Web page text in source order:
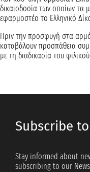
δικαιοδοσία των οποίων τα
εφαρμοστέο το Ελληνικό
Πριν την προσφυγή στα
καταβάλουν προσπάθεια
με τη διαδικασία του
Subscribe
Stay informed about
subscribing to our